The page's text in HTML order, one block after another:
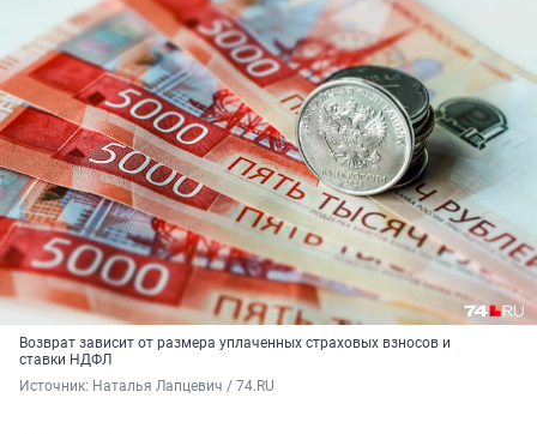
Возврат зависит от размера уплаченных страховых взносов и
ставки НДФЛ
Источник: Наталья Лапцевич / 74.RU